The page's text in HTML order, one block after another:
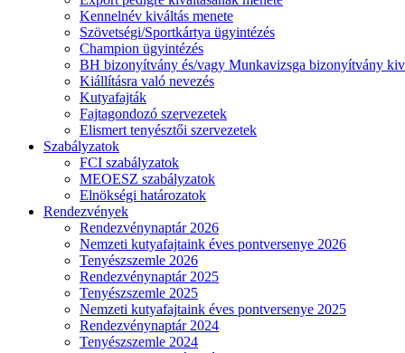
Kennelnév kiváltás menete
Szövetségi/Sportkártya ügyintézés
Champion ügyintézés
BH bizonyítvány és/vagy Munkavizsga bizonyítvány
Kiállításra való nevezés
Kutyafajták
Fajtagondozó szervezetek
Elismert tenyésztői szervezetek
Szabályzatok
FCI szabályzatok
MEOESZ szabályzatok
Elnökségi határozatok
Rendezvények
Rendezvénynaptár 2026
Nemzeti kutyafajtaink éves pontversenye 2026
Tenyészszemle 2026
Rendezvénynaptár 2025
Tenyészszemle 2025
Nemzeti kutyafajtaink éves pontversenye 2025
Rendezvénynaptár 2024
Tenyészszemle 2024